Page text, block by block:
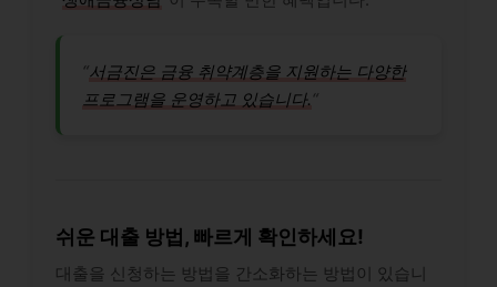
“서금진은 금융 취약계층을 지원하는 다양한
프로그램을 운영하고 있습니다. “
쉬운 대출 방법, 빠르게 확인하세요!
대출을 신청하는 방법을 간소화하는 방법이 있습니